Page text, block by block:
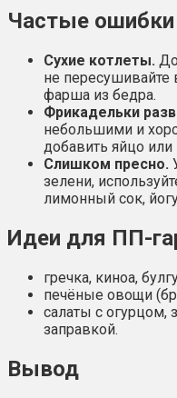
Частые ошибки
Сухие котлеты.
не пересушивайте
фарша из бедра.
Фрикадельки
небольшими и
добавить яйцо или
Слишком пресно.
зелени,
лимонный сок,
Идеи для ПП-
гречка, киноа,
печёные овощи
салаты с
заправкой.
Вывод